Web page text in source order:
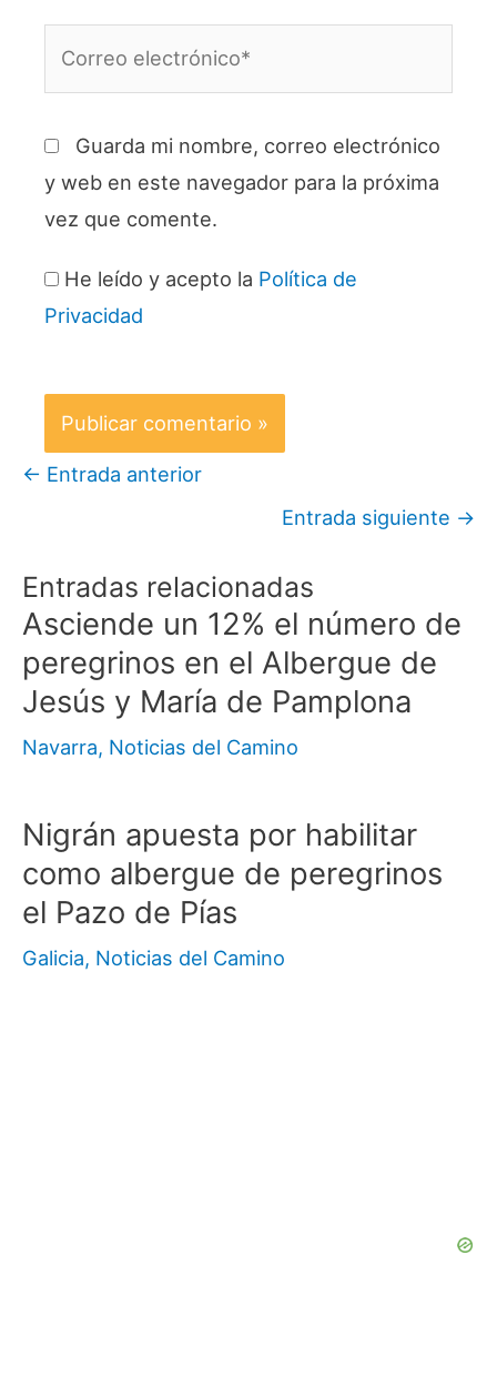
Guarda mi nombre, correo electrónico
y web en este navegador para la próxima
vez que comente.
He leído y acepto la Política de
Privacidad
← Entrada anterior
Entrada siguiente →
Entradas relacionadas
Asciende un 12% el número de
peregrinos en el Albergue de
Jesús y María de Pamplona
Navarra, Noticias del Camino
Nigrán apuesta por habilitar
como albergue de peregrinos
el Pazo de Pías
Galicia, Noticias del Camino